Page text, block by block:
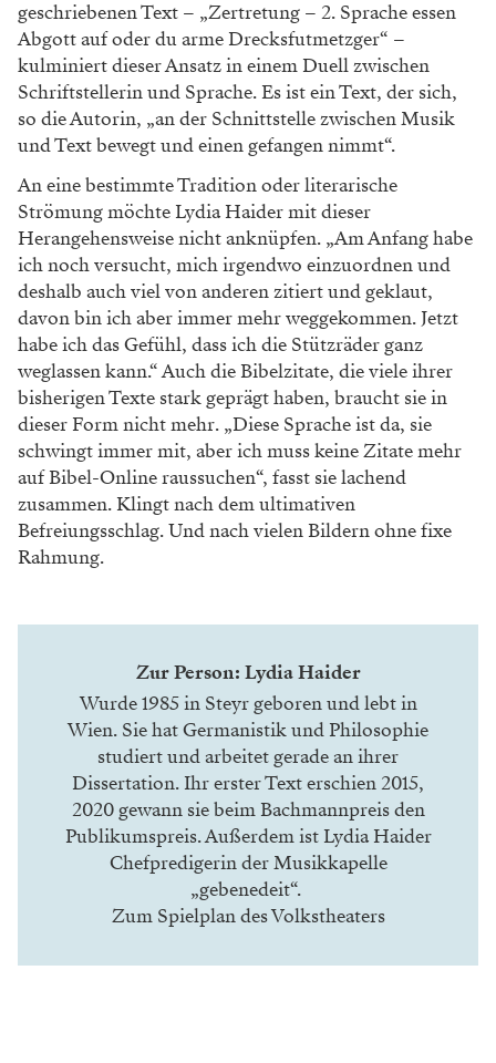
geschriebenen Text – „Zertretung – 2. Sprache essen
Abgott auf oder du arme Drecksfutmetzger“ –
kulminiert dieser Ansatz in einem Duell zwischen
Schriftstellerin und Sprache. Es ist ein Text, der sich,
so die Autorin, „an der Schnittstelle zwischen Musik
und Text bewegt und einen gefangen nimmt“.
An eine bestimmte Tradition oder literarische
Strömung möchte Lydia Haider mit dieser
Herangehensweise nicht anknüpfen. „Am Anfang habe
ich noch versucht, mich irgendwo einzuordnen und
deshalb auch viel von anderen zitiert und geklaut,
davon bin ich aber immer mehr weggekommen. Jetzt
habe ich das Gefühl, dass ich die Stützräder ganz
weglassen kann.“ Auch die Bibelzitate, die viele ihrer
bisherigen Texte stark geprägt haben, braucht sie in
dieser Form nicht mehr. „Diese Sprache ist da, sie
schwingt immer mit, aber ich muss keine Zitate mehr
auf Bibel-Online raussuchen“, fasst sie lachend
zusammen. Klingt nach dem ultimativen
Befreiungsschlag. Und nach vielen Bildern ohne fixe
Rahmung.
Zur Person: Lydia Haider
Wurde 1985 in Steyr geboren und lebt in
Wien. Sie hat ­Germanistik und Philosophie
studiert und arbeitet gerade an ihrer
Dissertation. Ihr erster Text erschien 2015,
2020 gewann sie beim Bachmannpreis den
Publikumspreis. Außerdem ist Lydia Haider
Chefpredigerin der Musikkapelle
„gebenedeit“.
Zum Spielplan des Volkstheaters